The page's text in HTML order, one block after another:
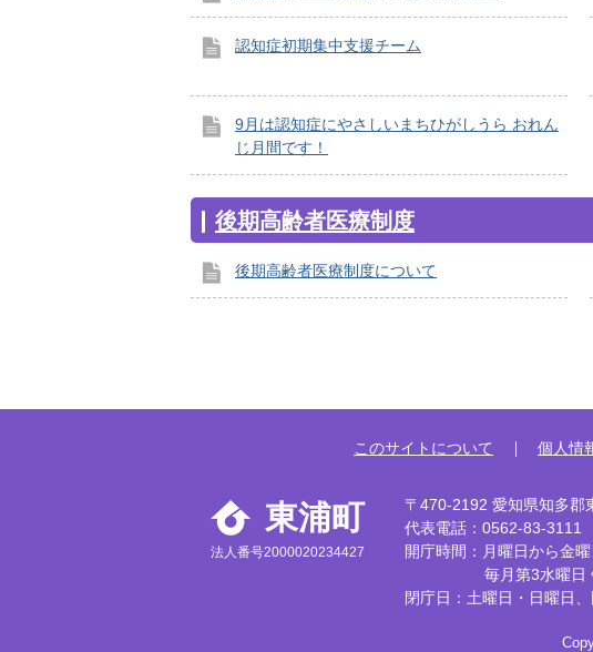
認知症初期集中支援チーム
9月は認知症にやさしいまちひがしうら おれん
じ月間です！
後期高齢者医療制度
後期高齢者医療制度について
このサイトについて 個人情
東浦町
法人番号2000020234427
〒470-2192 愛知県知多郡
代表電話：0562-83-3111
開庁時間：月曜日から金
毎月第3水曜日
閉庁日：土曜日・日曜日